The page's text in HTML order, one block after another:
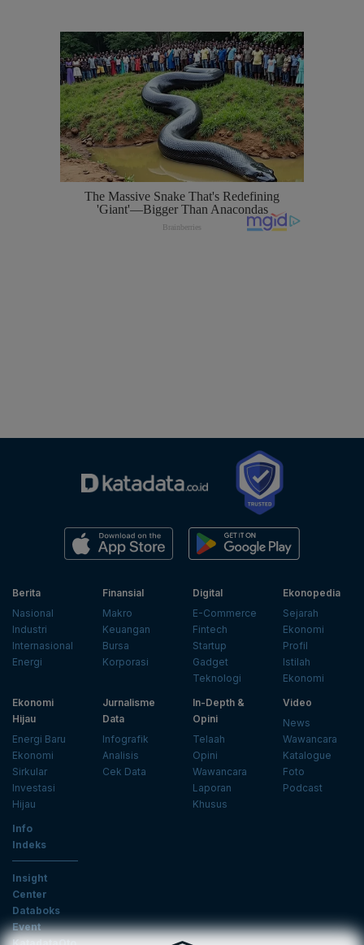
Berita
Nasional
Industri
Internasional
Energi
Finansial
Makro
Keuangan
Bursa
Korporasi
Digital
E-Commerce
Fintech
Startup
Gadget
Teknologi
Ekonopedia
Sejarah
Ekonomi
Profil
Istilah
Ekonomi
Ekonomi
Hijau
Energi Baru
Ekonomi
Sirkular
Investasi
Hijau
Jurnalisme
Data
Infografik
Analisis
Cek Data
In-Depth &
Opini
Telaah
Opini
Wawancara
Laporan
Khusus
Video
News
Wawancara
Katalogue
Foto
Podcast
Info
Indeks
Insight
Center
Databoks
Event